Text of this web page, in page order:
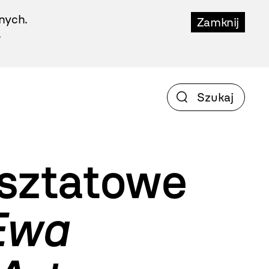
Zamknij